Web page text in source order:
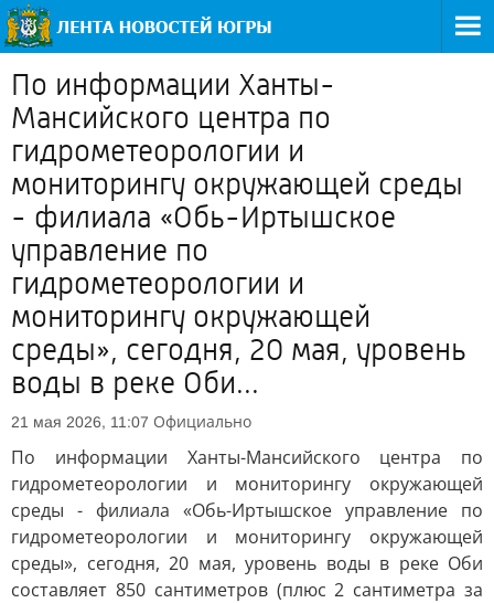
По информации Ханты-
Мансийского центра по
гидрометеорологии и
мониторингу окружающей среды
- филиала «Обь-Иртышское
управление по
гидрометеорологии и
мониторингу окружающей
среды», сегодня, 20 мая, уровень
воды в реке Оби...
21 мая 2026, 11:07 Официально
По информации Ханты-Мансийского центра по
гидрометеорологии и мониторингу окружающей
среды - филиала «Обь-Иртышское управление по
гидрометеорологии и мониторингу окружающей
среды», сегодня, 20 мая, уровень воды в реке Оби
составляет 850 сантиметров (плюс 2 сантиметра за